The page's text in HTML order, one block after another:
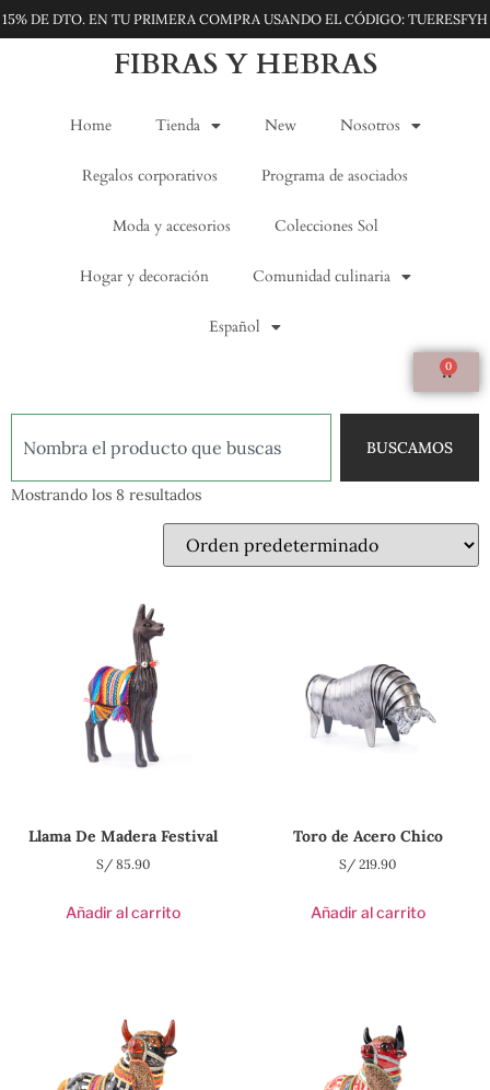
15% DE DTO. EN TU PRIMERA COMPRA USANDO EL CÓDIGO: TUERESFYH
FIBRAS Y HEBRAS
Home Tienda New Nosotros
Regalos corporativos Programa de asociados
Moda y accesorios Colecciones Sol
Hogar y decoración Comunidad culinaria
Español
0
BUSCAMOS
Mostrando los 8 resultados
Llama De Madera Festival
S/85.90
Añadir al carrito
Toro de Acero Chico
S/ 219.90
Añadir al carrito